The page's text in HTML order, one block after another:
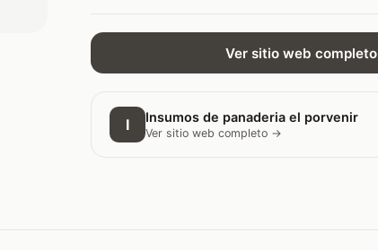
Ver sitio web completo
I Insumos de panaderia el porvenir
Ver sitio web completo →